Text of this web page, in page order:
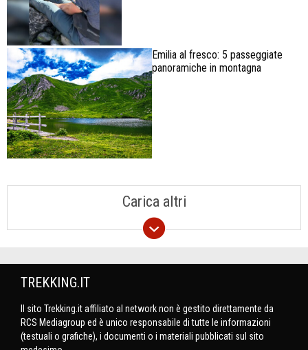
Emilia al fresco: 5 passeggiate
panoramiche in montagna
Carica altri
TREKKING.IT
Il sito Trekking.it affiliato al network non è gestito direttamente da
RCS Mediagroup ed è unico responsabile di tutte le informazioni
(testuali o grafiche), i documenti o i materiali pubblicati sul sito